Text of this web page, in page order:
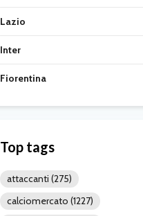
Lazio
Inter
Fiorentina
Top tags
attaccanti (275)
calciomercato (1227)